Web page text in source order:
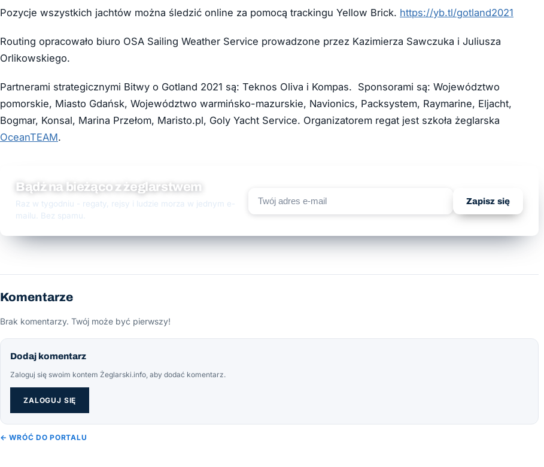
Pozycje wszystkich jachtów można śledzić online za pomocą trackingu Yellow Brick. https://yb.tl/gotland2021
Routing opracowało biuro OSA Sailing Weather Service prowadzone przez Kazimierza Sawczuka i Juliusza
Orlikowskiego.
Partnerami strategicznymi Bitwy o Gotland 2021 są: Teknos Oliva i Kompas. Sponsorami są: Województwo
pomorskie, Miasto Gdańsk, Województwo warmińsko-mazurskie, Navionics, Packsystem, Raymarine, Eljacht,
Bogmar, Konsal, Marina Przełom, Maristo.pl, Goly Yacht Service. Organizatorem regat jest szkoła żeglarska
OceanTEAM.
Bądź na bieżąco z żeglarstwem
Raz w tygodniu - regaty, rejsy i ludzie morza w jednym e-
mailu. Bez spamu.
Zapisz się
Komentarze
Brak komentarzy. Twój może być pierwszy!
Dodaj komentarz
Zaloguj się swoim kontem Żeglarski.info, aby dodać komentarz.
ZALOGUJ SIĘ
← WRÓĆ DO PORTALU